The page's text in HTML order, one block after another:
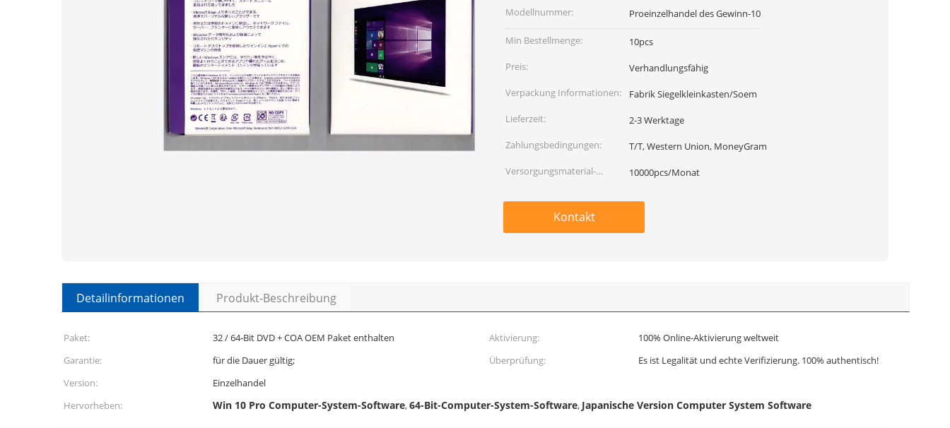
Modellnummer:
Proeinzelhandel des Gewinn-10
Min Bestellmenge:
10pcs
Preis:
Verhandlungsfähig
Verpackung Informationen:
Fabrik Siegelkleinkasten/Soem
Lieferzeit:
2-3 Werktage
Zahlungsbedingungen:
T/T, Western Union, MoneyGram
Versorgungsmaterial-
10000pcs/Monat
Kontakt
Detailinformationen Produkt-Beschreibung
Paket: 32 / 64-Bit DVD + COA OEM Paket enthalten Aktivierung:
100% Online-Aktivierung weltweit
Garantie:
für die Dauer gültig; Überprüfung:
Es ist Legalität und echte Verifizierung. 100% authentisch!
Version:
Einzelhandel
Hervorheben:
Win 10 Pro Computer-System-Software,64-Bit-Computer-System-Software, Japanische Version Computer System Software